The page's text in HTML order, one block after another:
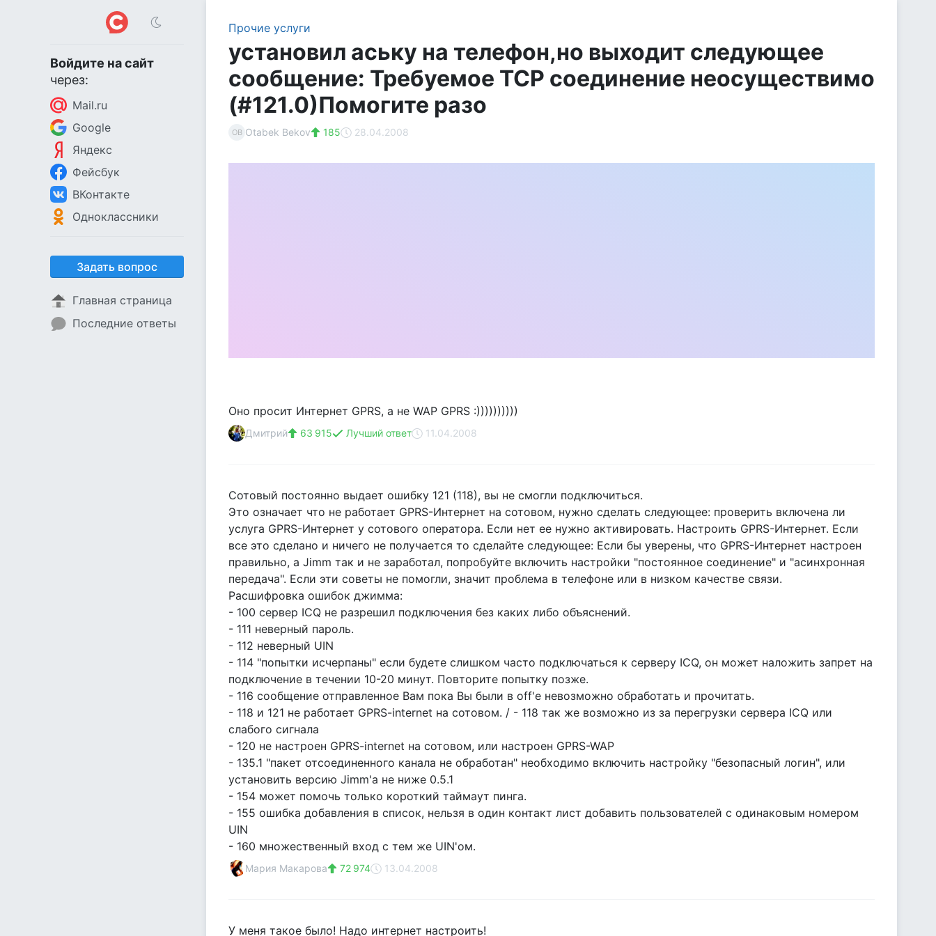
Войдите на сайт
через:
Mail.ru
Google
Яндекс
Фейсбук
ВКонтакте
Одноклассники
Задать вопрос
Главная страница
Последние ответы
Прочие услуги
установил аську на телефон,но выходит следующее
сообщение: Требуемое ТСР соединение неосуществимо
(#121.0)Помогите разо
OB Otabek Bekov 185 28.04.2008
Оно просит Интернет GPRS, а не WAP GPRS :))))))))))
Дмитрий 63 915 Лучший ответ 11.04.2008
Сотовый постоянно выдает ошибку 121 (118), вы не смогли подключиться.
Это означает что не работает GPRS-Интернет на сотовом, нужно сделать следующее: проверить включена ли
услуга GPRS-Интернет у сотового оператора. Если нет ее нужно активировать. Настроить GPRS-Интернет. Если
все это сделано и ничего не получается то сделайте следующее: Если бы уверены, что GPRS-Интернет настроен
правильно, а Jimm так и не заработал, попробуйте включить настройки "постоянное соединение" и "асинхронная
передача". Если эти советы не помогли, значит проблема в телефоне или в низком качестве связи.
Расшифровка ошибок джимма:
- 100 сервер ICQ не разрешил подключения без каких либо объяснений.
- 111 неверный пароль.
- 112 неверный UIN
- 114 "попытки исчерпаны" если будете слишком часто подключаться к серверу ICQ, он может наложить запрет на
подключение в течении 10-20 минут. Повторите попытку позже.
- 116 сообщение отправленное Вам пока Вы были в off'е невозможно обработать и прочитать.
- 118 и 121 не работает GPRS-internet на сотовом. / - 118 так же возможно из за перегрузки сервера ICQ или
слабого сигнала
- 120 не настроен GPRS-internet на сотовом, или настроен GPRS-WAP
- 135.1 "пакет отсоединенного канала не обработан" необходимо включить настройку "безопасный логин", или
установить версию Jimm'а не ниже 0.5.1
- 154 может помочь только короткий таймаут пинга.
- 155 ошибка добавления в список, нельзя в один контакт лист добавить пользователей с одинаковым номером
UIN
- 160 множественный вход с тем же UIN'ом.
Мария Макарова 72 974 13.04.2008
У меня такое было! Надо интернет настроить!